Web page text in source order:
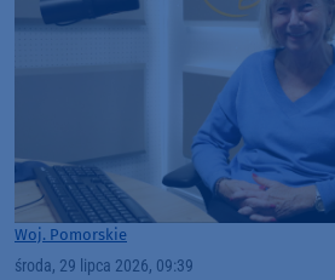
Woj. Pomorskie
środa, 29 lipca 2026, 09:39